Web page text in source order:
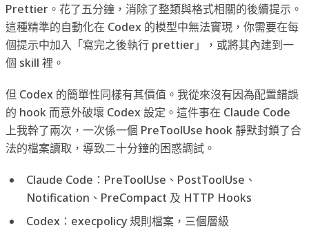
Prettier。花了五分鐘，消除了整類與格式相關的後續提示。
這種精準的自動化在 Codex 的模型中無法實現，你需要在每
個提示中加入「寫完之後執行 prettier」，或將其內建到一
個 skill 裡。
但 Codex 的簡單性同樣有其價值。我從來沒有因為配置錯誤
的 hook 而意外破壞 Codex 設定。這件事在 Claude Code
上我幹了兩次，一次係一個 PreToolUse hook 靜默封鎖了合
法的檔案讀取，導致二十分鐘的困惑調試。
Claude Code：PreToolUse、PostToolUse、
Notification、PreCompact 及 HTTP Hooks
Codex：execpolicy 規則檔案，三個層級